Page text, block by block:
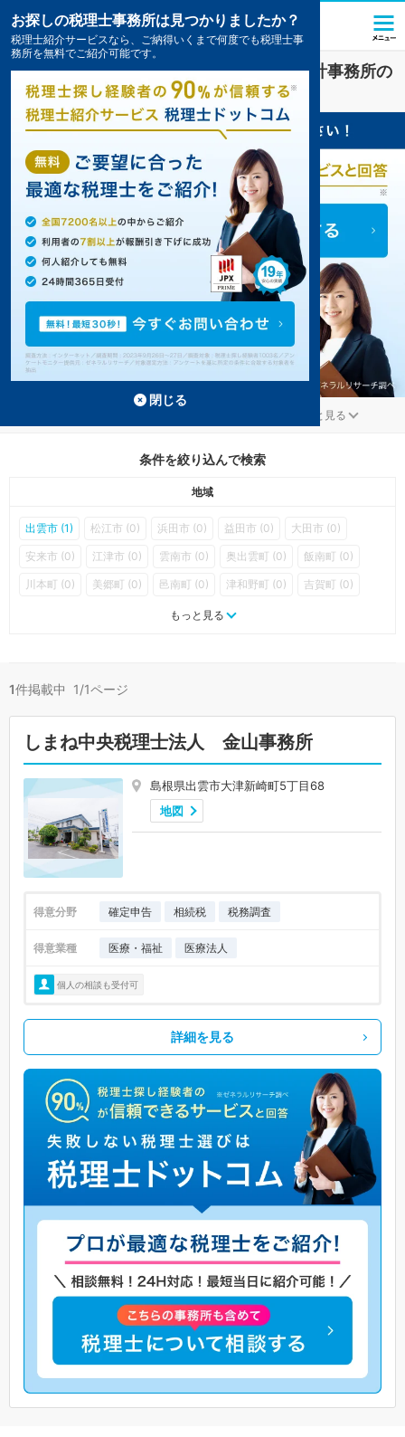
医療法人業界に強い島根県の税理士・会計事務所の
一覧1件掲載中
もっと見る
条件を絞り込んで検索
地域
出雲市 (1) 松江市 (0) 浜田市 (0) 益田市 (0) 大田市 (0)
安来市 (0) 江津市 (0) 雲南市 (0) 奥出雲町 (0) 飯南町 (0)
川本町 (0) 美郷町 (0) 邑南町 (0) 津和野町 (0) 吉賀町 (0)
知夫村 (0)
もっと見る
1件掲載中 1/1ページ
しまね中央税理士法人 金山事務所
島根県出雲市大津新崎町5丁目68
地図
得意分野 確定申告 相続税 税務調査
得意業種 医療・福祉 医療法人
個人の相談も受付可
詳細を見る
お探しの税理士事務所は見つかりましたか？
税理士紹介サービスなら、ご納得いくまで何度でも税理士事
務所を無料でご紹介可能です。
閉じる